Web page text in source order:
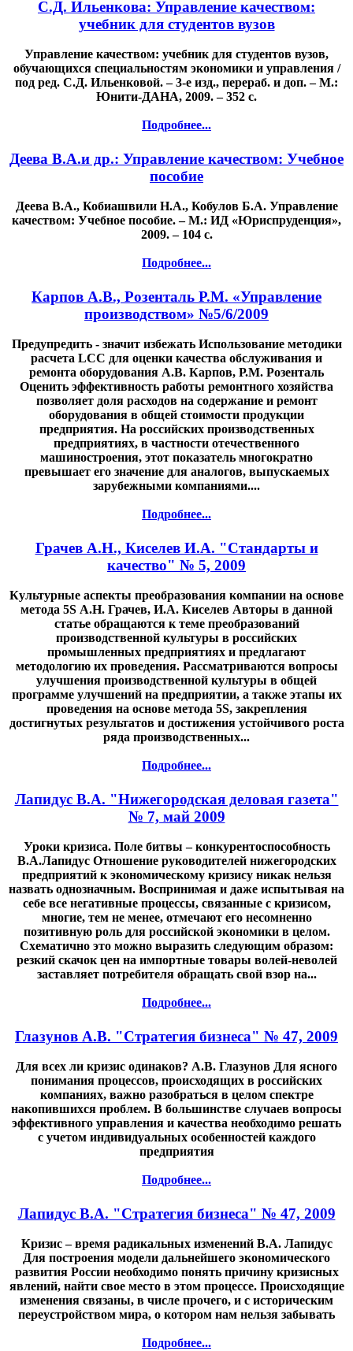
С.Д. Ильенкова: Управление качеством:
учебник для студентов вузов
Управление качеством: учебник для студентов вузов,
обучающихся специальностям экономики и управления /
под ред. С.Д. Ильенковой. – 3-е изд., перераб. и доп. – М.:
Юнити-ДАНА, 2009. – 352 с.
Подробнее...
Деева В.А.и др.: Управление качеством: Учебное
пособие
Деева В.А., Кобиашвили Н.А., Кобулов Б.А. Управление
качеством: Учебное пособие. – М.: ИД «Юриспруденция»,
2009. – 104 с.
Подробнее...
Карпов А.В., Розенталь Р.М. «Управление
производством» №5/6/2009
Предупредить - значит избежать Использование методики
расчета LCC для оценки качества обслуживания и
ремонта оборудования А.В. Карпов, Р.М. Розенталь
Оценить эффективность работы ремонтного хозяйства
позволяет доля расходов на содержание и ремонт
оборудования в общей стоимости продукции
предприятия. На российских производственных
предприятиях, в частности отечественного
машиностроения, этот показатель многократно
превышает его значение для аналогов, выпускаемых
зарубежными компаниями....
Подробнее...
Грачев А.Н., Киселев И.А. "Стандарты и
качество" № 5, 2009
Культурные аспекты преобразования компании на основе
метода 5S А.Н. Грачев, И.А. Киселев Авторы в данной
статье обращаются к теме преобразований
производственной культуры в российских
промышленных предприятиях и предлагают
методологию их проведения. Рассматриваются вопросы
улучшения производственной культуры в общей
программе улучшений на предприятии, а также этапы их
проведения на основе метода 5S, закрепления
достигнутых результатов и достижения устойчивого роста
ряда производственных...
Подробнее...
Лапидус В.А. "Нижегородская деловая газета"
№ 7, май 2009
Уроки кризиса. Поле битвы – конкурентоспособность
В.А.Лапидус Отношение руководителей нижегородских
предприятий к экономическому кризису никак нельзя
назвать однозначным. Воспринимая и даже испытывая на
себе все негативные процессы, связанные с кризисом,
многие, тем не менее, отмечают его несомненно
позитивную роль для российской экономики в целом.
Схематично это можно выразить следующим образом:
резкий скачок цен на импортные товары волей-неволей
заставляет потребителя обращать свой взор на...
Подробнее...
Глазунов А.В. "Стратегия бизнеса" № 47, 2009
Для всех ли кризис одинаков? А.В. Глазунов Для ясного
понимания процессов, происходящих в российских
компаниях, важно разобраться в целом спектре
накопившихся проблем. В большинстве случаев вопросы
эффективного управления и качества необходимо решать
с учетом индивидуальных особенностей каждого
предприятия
Подробнее...
Лапидус В.А. "Стратегия бизнеса" № 47, 2009
Кризис – время радикальных изменений В.А. Лапидус
Для построения модели дальнейшего экономического
развития России необходимо понять причину кризисных
явлений, найти свое место в этом процессе. Происходящие
изменения связаны, в числе прочего, и с историческим
переустройством мира, о котором нам нельзя забывать
Подробнее...